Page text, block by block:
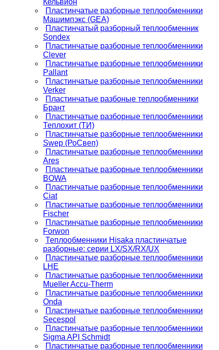
Кельвион
Пластинчатые разборные теплообменники
Машимпэкс (GEA)
Пластинчатый разборный теплообменник
Sondex
Пластинчатые разборные теплообменники
Clever
Пластинчатые разборные теплообменники
Pallant
Пластинчатые разборные теплообменники
Verker
Пластинчатые разбоные теплообменники
Брант
Пластинчатые разборные теплообменники
Теплохит (ТИ)
Пластинчатые разборные теплообменники
Swep (РоСвеп)
Пластинчатые разборные теплообменники
Ares
Пластинчатые разборные теплообменники
BOWA
Пластинчатые разборные теплообменники
Ciat
Пластинчатые разборные теплообменники
Fischer
Пластинчатые разборные теплообменники
Forwon
Теплообменники Hisaka пластинчатые
разборные: серии LX/SX/RX/UX
Пластинчатые разборные теплообменники
LHE
Пластинчатые разборные теплообменники
Mueller Accu-Therm
Пластинчатые разборные теплообменники
Onda
Пластинчатые разборные теплообменники
Secespol
Пластинчатые разборные теплообменники
Sigma API Schmidt
Пластинчатые разборные теплообменники